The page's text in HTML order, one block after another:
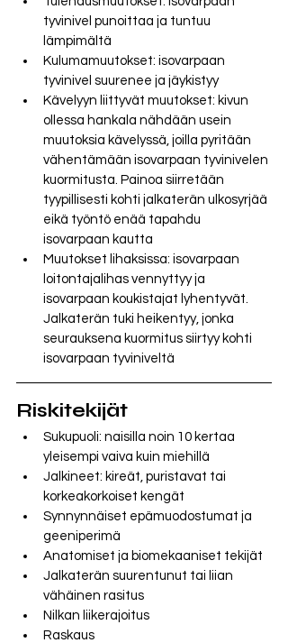
tyvinivel punoittaa ja tuntuu
lämpimältä
Kulumamuutokset: isovarpaan
tyvinivel suurenee ja jäykistyy
Kävelyyn liittyvät muutokset: kivun
ollessa hankala nähdään usein
muutoksia kävelyssä, joilla pyritään
vähentämään isovarpaan tyvinivelen
kuormitusta. Painoa siirretään
tyypillisesti kohti jalkaterän ulkosyrjää
eikä työntö enää tapahdu
isovarpaan kautta
Muutokset lihaksissa: isovarpaan
loitontajalihas vennyttyy ja
isovarpaan koukistajat lyhentyvät.
Jalkaterän tuki heikentyy, jonka
seurauksena kuormitus siirtyy kohti
isovarpaan tyviniveltä
Riskitekijät
Sukupuoli: naisilla noin 10 kertaa
yleisempi vaiva kuin miehillä
Jalkineet: kireät, puristavat tai
korkeakorkoiset kengät
Synnynnäiset epämuodostumat ja
geeniperimä
Anatomiset ja biomekaaniset tekijät
Jalkaterän suurentunut tai liian
vähäinen rasitus
Nilkan liikerajoitus
Raskaus